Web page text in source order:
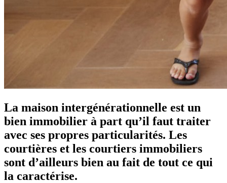
La maison intergénérationnelle est un
bien immobilier à part qu’il faut traiter
avec ses propres particularités. Les
courtières et les courtiers immobiliers
sont d’ailleurs bien au fait de tout ce qui
la caractérise.